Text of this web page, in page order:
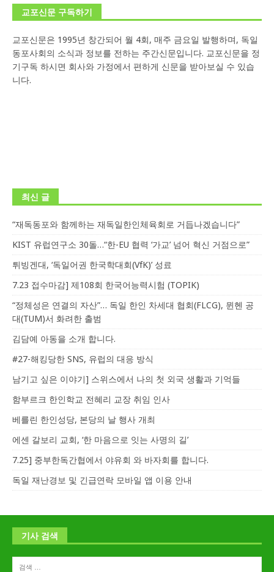
교포신문 구독하기
교포신문은 1995년 창간되어 월 4회, 매주 금요일 발행하며, 독일
동포사회의 소식과 정보를 전하는 주간신문입니다. 교포신문을 정
기구독 하시면 회사와 가정에서 편하게 신문을 받아보실 수 있습
니다.
최신 글
“재독동포와 함께하는 재독일한인체육회로 거듭나겠습니다”
KIST 유럽연구소 30돌…“한-EU 협력 ‘가교’ 넘어 혁신 거점으로”
튀빙겐대, ‘독일어권 한국학대회(VfK)’ 성료
7.23 접수마감] 제108회 한국어능력시험 (TOPIK)
“정체성은 연결의 자산”… 독일 한인 차세대 협회(FLCG), 뮌헨 공
대(TUM)서 화려한 출범
김담예 아동을 소개 합니다.
#27-해킹당한 SNS, 유럽의 대응 방식
남기고 싶은 이야기] 스위스에서 나의 첫 외국 생활과 기억들
함부르크 한인학교 전혜리 교장 취임 인사
베를린 한인성당, 본당의 날 행사 개최
에센 갈보리 교회, ‘한 마음으로 잇는 사명의 길’
7.25] 중부한독간협에서 야유회 와 바자회를 합니다.
독일 재난경보 및 긴급연락 모바일 앱 이용 안내
기사 검색